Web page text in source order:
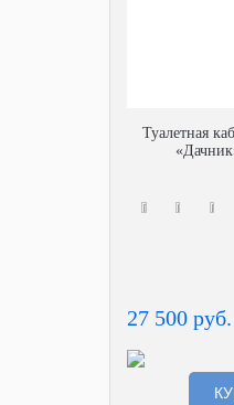
Туалетная
27 500 руб.